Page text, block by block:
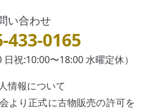
い合わせ
433-0165
日祝:10:00〜18:00 水曜定休）
情報について
より正式に古物販売の許可を